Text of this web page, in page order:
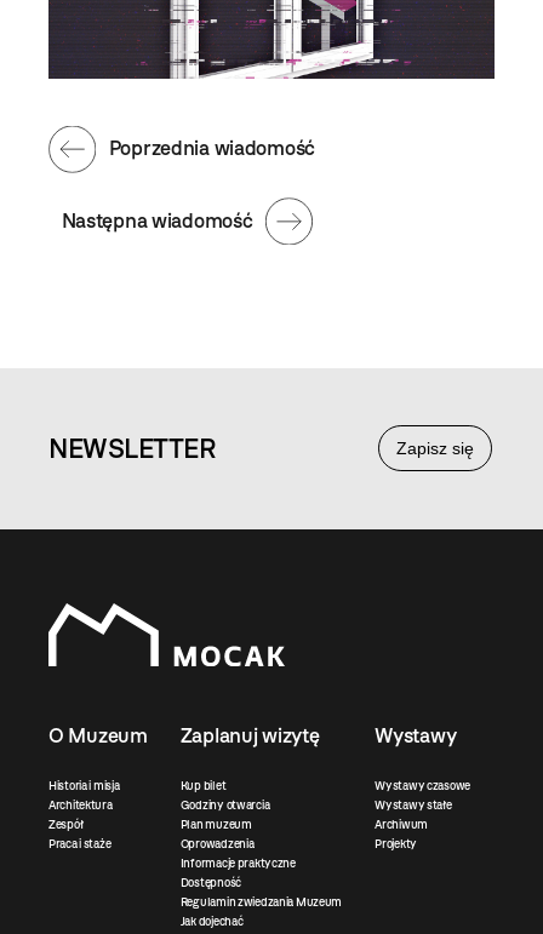
Następna wiadomość
Poprzednia wiadomość
Zapisz się
NEWSLETTER
O Muzeum
Historia i misja
Architektura
Zespół
Praca i staże
Zaplanuj wizytę
Kup bilet
Godziny otwarcia
Plan muzeum
Oprowadzenia
Informacje praktyczne
Dostępność
Regulamin zwiedzania Muzeum
Jak dojechać
Wystawy
Wystawy czasowe
Wystawy stałe
Archiwum
Projekty